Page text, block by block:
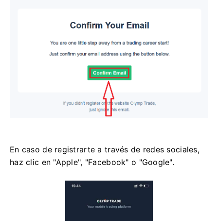
En caso de registrarte a través de redes sociales,
haz clic en "Apple", "Facebook" o "Google".